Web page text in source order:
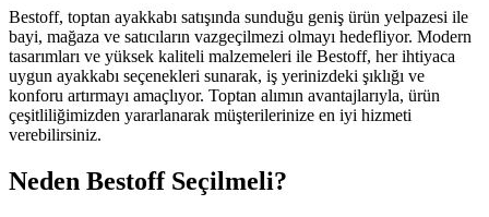
Bestoff, toptan ayakkabı satışında sunduğu geniş ürün yelpazesi ile
bayi, mağaza ve satıcıların vazgeçilmezi olmayı hedefliyor. Modern
tasarımları ve yüksek kaliteli malzemeleri ile Bestoff, her ihtiyaca
uygun ayakkabı seçenekleri sunarak, iş yerinizdeki şıklığı ve
konforu artırmayı amaçlıyor. Toptan alımın avantajlarıyla, ürün
çeşitliliğimizden yararlanarak müşterilerinize en iyi hizmeti
verebilirsiniz.
Neden Bestoff Seçilmeli?